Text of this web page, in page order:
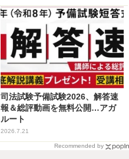
司法試験予備試験2026、解答速
報＆総評動画を無料公開…アガ
ルート
2026.7.21
Recommended by